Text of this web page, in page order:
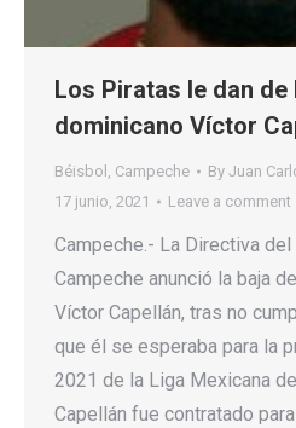
Los Piratas le dan de
dominicano Víctor
Béisbol , Campeche By Juan
17 junio, 2021
Leave a comment
Campeche.- La Directiva
Campeche anunció la baja
Víctor Capellán, tras no
que él se esperaba para la
2021 de la Liga Mexicana
Capellán fue contratado